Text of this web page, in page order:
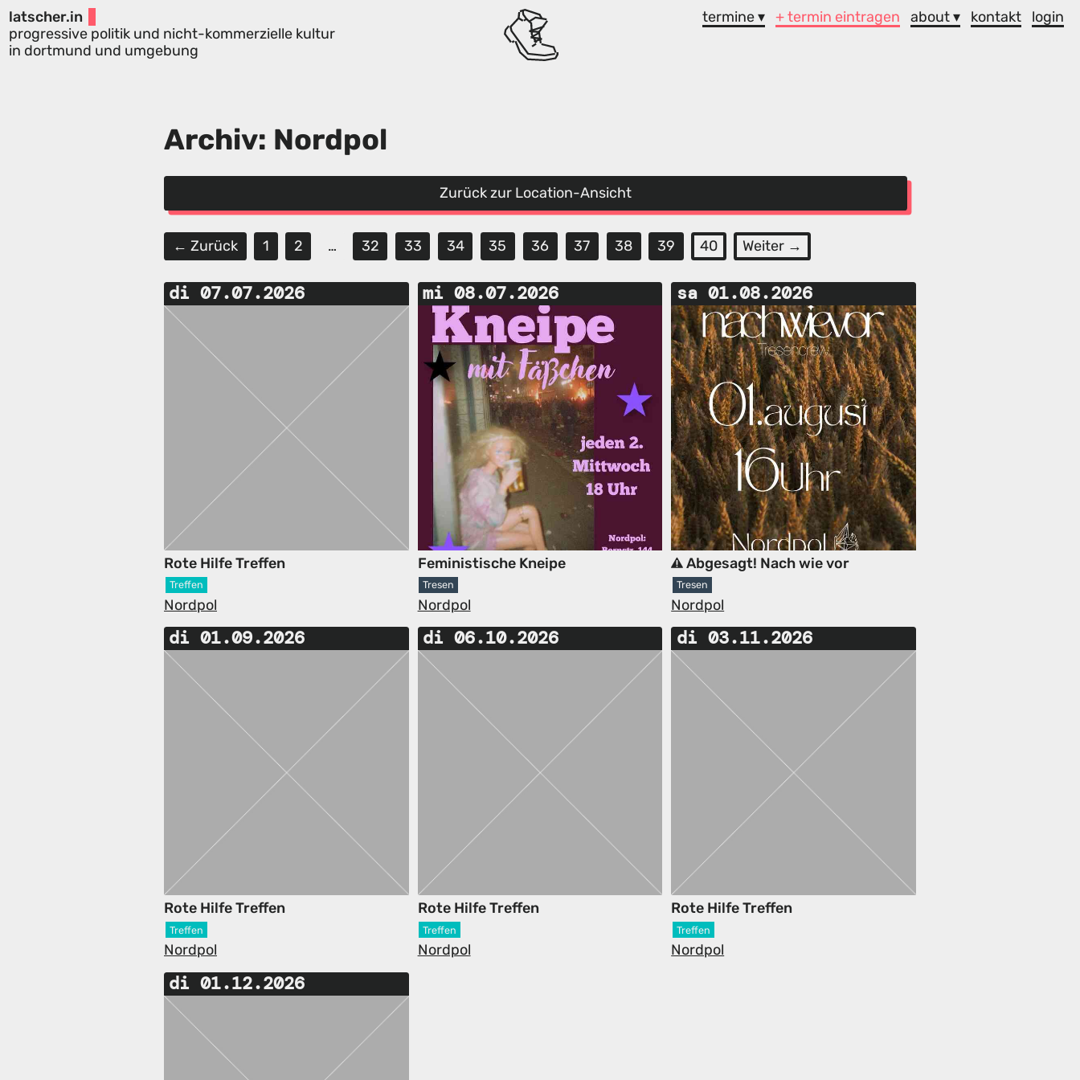
latscher.in
progressive politik und nicht-kommerzielle kultur
in dortmund und umgebung
termine ▾ + termin eintragen about ▾ kontakt login
Archiv: Nordpol
Zurück zur Location-Ansicht
← Zurück 1 2 … 32 33 34 35 36 37 38 39 40 Weiter →
di 07.07.2026
Rote Hilfe Treffen
Treffen
Nordpol
mi 08.07.2026
Feministische Kneipe
Tresen
Nordpol
sa 01.08.2026
Abgesagt! Nach wie vor
Tresen
Nordpol
di 01.09.2026
Rote Hilfe Treffen
Treffen
Nordpol
di 06.10.2026
Rote Hilfe Treffen
Treffen
Nordpol
di 03.11.2026
Rote Hilfe Treffen
Treffen
Nordpol
di 01.12.2026